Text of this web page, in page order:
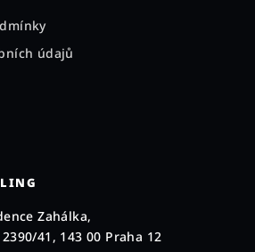
údajů
Zahálka,
41, 143 00 Praha 12